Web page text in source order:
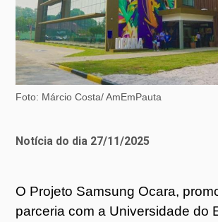
Foto: Márcio Costa/ AmEmPauta
Notícia do dia 27/11/2025
O Projeto Samsung Ocara,
parceria com a Universidade do